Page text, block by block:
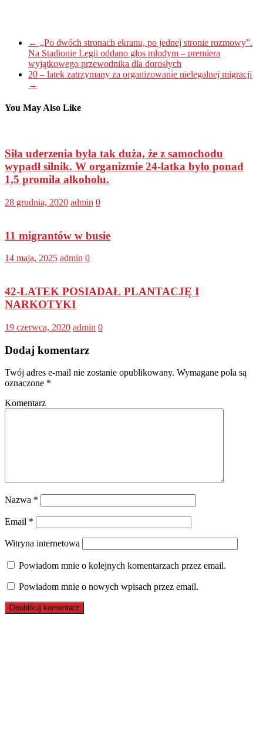
← „Po dwóch stronach ekranu, po jednej stronie rozmowy”.
Na Stadionie Legii oddano głos młodym – premiera
wyjątkowego przewodnika dla dorosłych
20 – latek zatrzymany za organizowanie nielegalnej migracji
→
You May Also Like
Siła uderzenia była tak duża, że z samochodu
wypadł silnik. W organizmie 24-latka było ponad
1,5 promila alkoholu.
28 grudnia, 2020 admin 0
11 migrantów w busie
14 maja, 2025 admin 0
42-LATEK POSIADAŁ PLANTACJĘ I
NARKOTYKI
19 czerwca, 2020 admin 0
Dodaj komentarz
Twój adres e-mail nie zostanie opublikowany. Wymagane pola są
oznaczone *
Komentarz
Nazwa *
Email *
Witryna internetowa
Powiadom mnie o kolejnych komentarzach przez email.
Powiadom mnie o nowych wpisach przez email.